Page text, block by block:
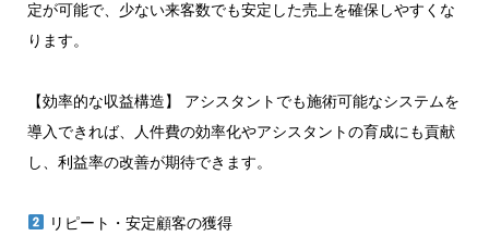
定が可能で、少ない来客数でも安定した売上を確保しやすくな
ります。
【効率的な収益構造】 アシスタントでも施術可能なシステムを
導入できれば、人件費の効率化やアシスタントの育成にも貢献
し、利益率の改善が期待できます。
リピート・安定顧客の獲得